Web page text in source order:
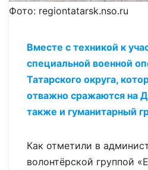
Фото: regiontatarsk.nso.ru
Вместе с техникой к
специальной военной
Татарского округа,
отважно сражаются на
также и гуманитарный
Как отметили в
волонтёрской группой